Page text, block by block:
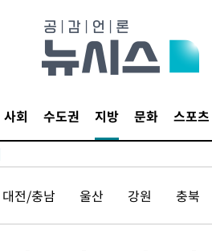
사회 수도권 지방 문화 스포츠
대전/충남 울산 강원 충북